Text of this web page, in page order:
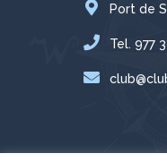
Port de
Tel. 977